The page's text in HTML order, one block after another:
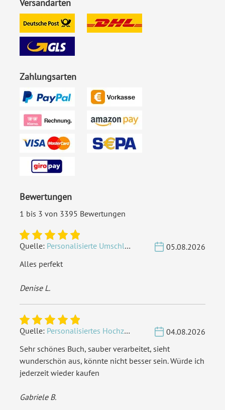
Personalisierung: UV-Druck
Foto:
Material:
EAN: 4251926304062
Versandarten
Zahlungsarten
Bewertungen
1 bis 3 von 3395 Bewertungen
Quelle: Personalisierte Umschläge - Vintage - Quadrat 155 x 155 mm
05.08.2026
Alles perfekt
Denise L.
Quelle: Personalisiertes Hochzeit Gästebuch A4 - Herzbaum
04.08.2026
Sehr schönes Buch, sauber verarbeitet, sieht
wunderschön aus, könnte nicht besser sein. Würde ich
jederzeit wieder kaufen
Gabriele B.